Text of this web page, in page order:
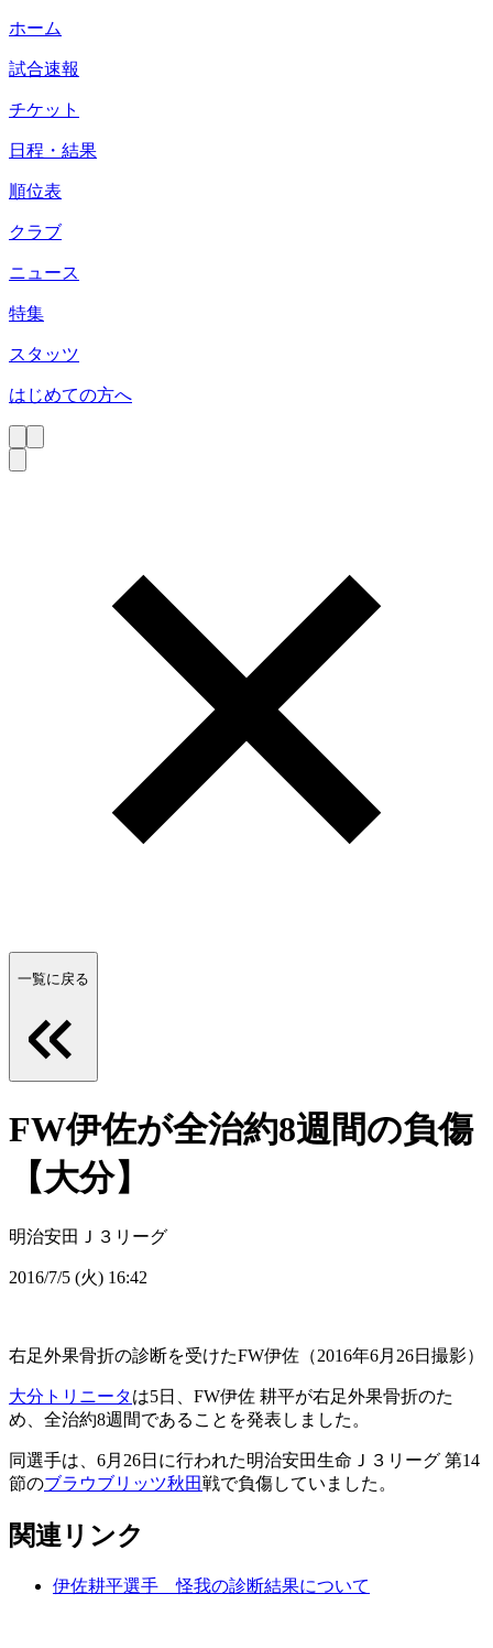
ホーム
試合速報
チケット
日程・結果
順位表
クラブ
ニュース
特集
スタッツ
はじめての方へ
一覧に戻る
FW伊佐が全治約8週間の負傷
【大分】
明治安田Ｊ３リーグ
2016/7/5 (火) 16:42
右足外果骨折の診断を受けたFW伊佐（2016年6月26日撮影）
大分トリニータは5日、FW伊佐 耕平が右足外果骨折のた
め、全治約8週間であることを発表しました。
同選手は、6月26日に行われた明治安田生命Ｊ３リーグ 第14
節のブラウブリッツ秋田戦で負傷していました。
関連リンク
伊佐耕平選手 怪我の診断結果について